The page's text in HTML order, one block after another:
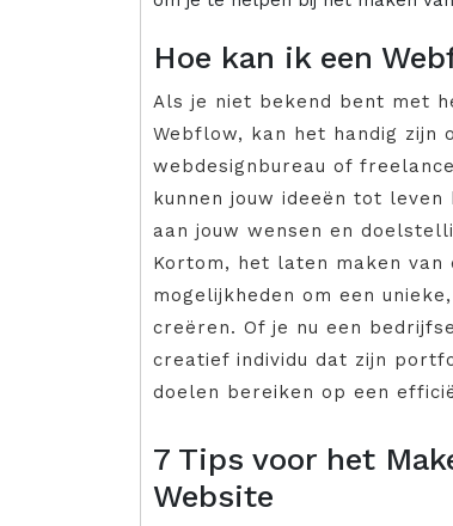
Hoe kan ik een
Als je niet bekend bent met
Webflow, kan het handig zijn
webdesignbureau of
kunnen jouw ideeën tot
aan jouw wensen en
Kortom, het laten maken
mogelijkheden om een
creëren. Of je nu een
creatief individu dat zijn
doelen bereiken op een
7 Tips voor het
Website